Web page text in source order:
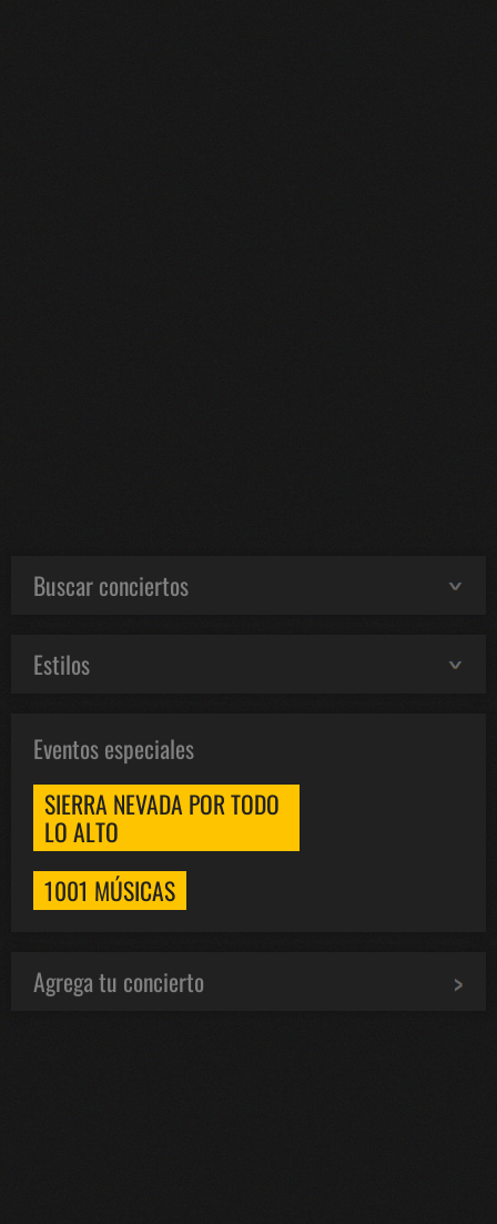
Buscar conciertos
Estilos
Eventos especiales
SIERRA NEVADA POR TODO
LO ALTO
1001 MÚSICAS
Agrega tu concierto